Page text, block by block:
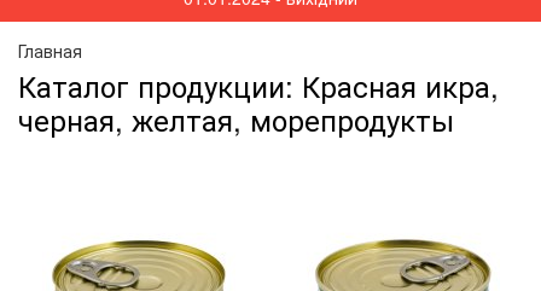
Главная
Каталог продукции: Красная икра,
черная, желтая, морепродукты